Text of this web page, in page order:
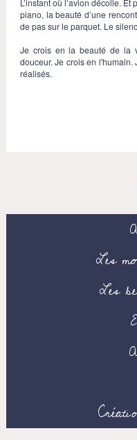
piano, la beauté d’une
de pas sur le parquet. Le
Je crois en la beauté de la
douceur. Je crois en
réalisés.
Les
Les